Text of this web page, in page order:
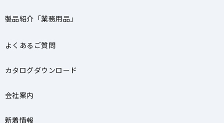
製品紹介「業務用品」
よくあるご質問
カタログダウンロード
会社案内
新着情報